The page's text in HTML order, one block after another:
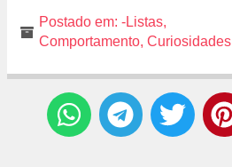
Postado em: -Listas,
Comportamento, Curiosidades